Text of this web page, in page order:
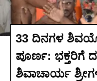
33 ದಿನಗಳ
ಪೂರ್ಣ: ಭಕ್ತರಿಗೆ
ಶಿವಾಚಾರ್ಯ